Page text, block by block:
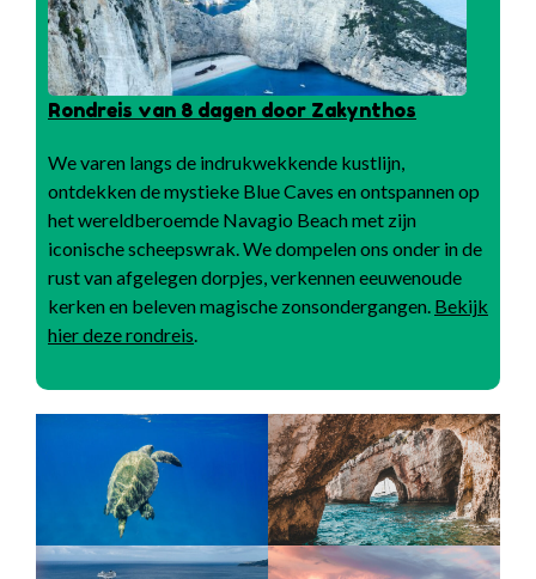
Rondreis van 8 dagen door Zakynthos
We varen langs de indrukwekkende kustlijn,
ontdekken de mystieke Blue Caves en ontspannen op
het wereldberoemde Navagio Beach met zijn
iconische scheepswrak. We dompelen ons onder in de
rust van afgelegen dorpjes, verkennen eeuwenoude
kerken en beleven magische zonsondergangen. Bekijk
hier deze rondreis.